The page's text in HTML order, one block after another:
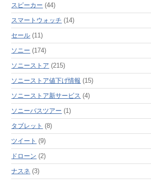
スピーカー (44)
スマートウォッチ (14)
セール (11)
ソニー (174)
ソニーストア (215)
ソニーストア値下げ情報 (15)
ソニーストア新サービス (4)
ソニーバスツアー (1)
タブレット (8)
ツイート (9)
ドローン (2)
ナスネ (3)